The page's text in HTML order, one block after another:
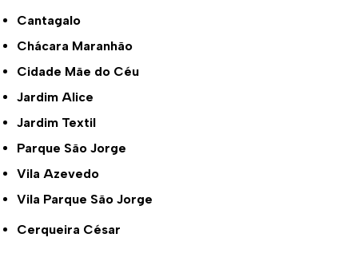
Cantagalo
Chácara Maranhão
Cidade Mãe do Céu
Jardim Alice
Jardim Textil
Parque São Jorge
Vila Azevedo
Vila Parque São Jorge
Cerqueira César